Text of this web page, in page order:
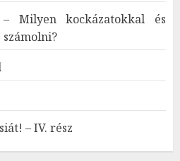
– Milyen kockázatokkal és
– IV. rész